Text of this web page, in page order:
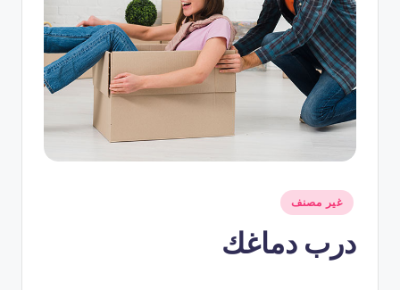
نُشر
في
غير مصنف
درب دماغك